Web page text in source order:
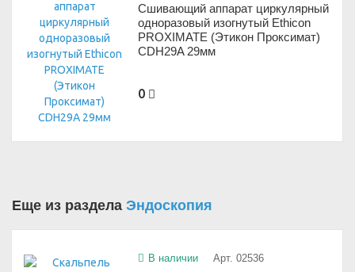
Сшивающий аппарат циркулярный
одноразовый изогнутый Ethicon
PROXIMATE (Этикон Проксимат)
CDH29A 29мм
0
Еще из раздела Эндоскопия
В наличии Арт. 02536